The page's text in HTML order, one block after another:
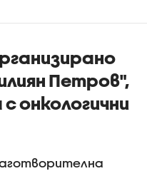
Петров",
онкологични